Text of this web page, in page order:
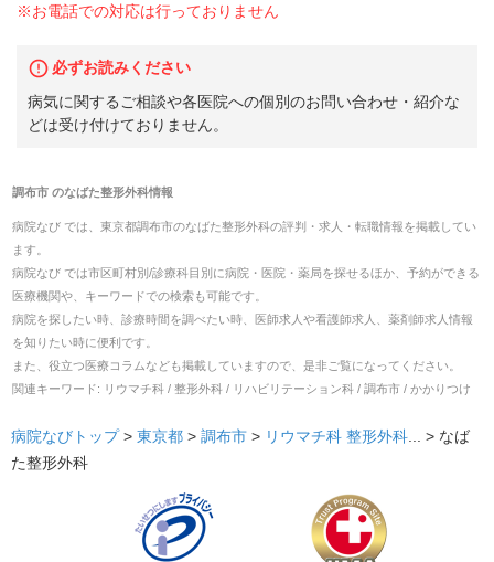
※お電話での対応は行っておりません
必ずお読みください
病気に関するご相談や各医院への個別のお問い合わせ・紹介な
どは受け付けておりません。
調布市のなばた整形外科情報
病院なび では、 東京都調布市のなばた整形外科の評判・求人・転職情報を掲載してい
ます。
病院なび では市区町村別/診療科目別に病院・医院・薬局を探せるほか、予約ができる
医療機関や、キーワードでの検索も可能です。
病院を探したい時、診療時間を調べたい時、医師求人や看護師求人、薬剤師求人情報
を知りたい時に便利です。
また、役立つ医療コラムなども掲載していますので、是非ご覧になってください。
関連キーワード: リウマチ科 / 整形外科 / リハビリテーション科 / 調布市 / かかりつけ
病院なびトップ > 東京都 > 調布市 > リウマチ科 整形外科... > なば
た整形外科